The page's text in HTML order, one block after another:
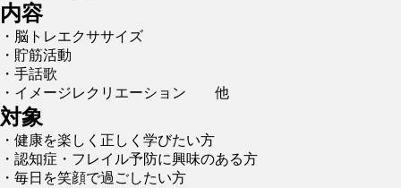
内容
・脳トレエクササイズ
・貯筋活動
・手話歌
・イメージレクリエーション 他
対象
・ 健康を楽しく正しく学びたい方
・認知症・フレイル予防に興味のある方
・ 毎日を笑顔で過ごしたい方